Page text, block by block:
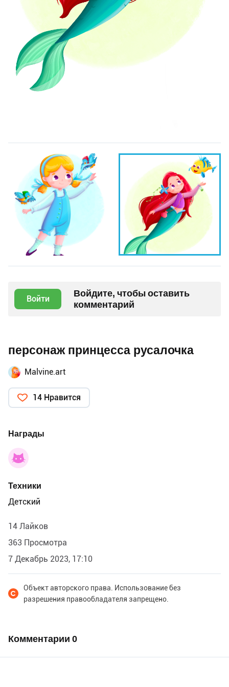
Войти
Войдите, чтобы оставить
комментарий
персонаж принцесса русалочка
Malvine.art
14 Нравится
Награды
Техники
Детский
14 Лайков
363 Просмотра
7 Декабрь 2023, 17:10
Объект авторского права. Использование без
разрешения правообладателя запрещено.
Комментарии 0